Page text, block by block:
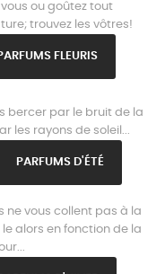
ou goûtez tout
trouvez les vôtres!
FLEURIS
bercer par le bruit de la
les rayons de soleil...
PARFUMS D'ÉTÉ
ne vous collent pas à la
alors en fonction de la